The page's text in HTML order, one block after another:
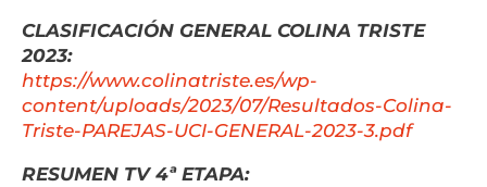
CLASIFICACIÓN GENERAL COLINA TRISTE
2023:
https://www.colinatriste.es/wp-
content/uploads/2023/07/Resultados-Colina-
Triste-PAREJAS-UCI-GENERAL-2023-3.pdf
RESUMEN TV 4ª ETAPA: